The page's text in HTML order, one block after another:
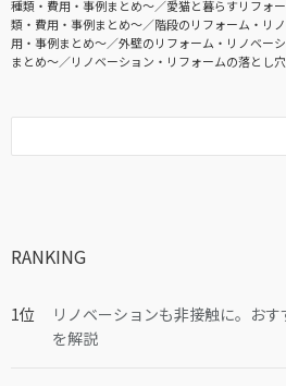
種類・費用・事例まとめ〜
愛猫と暮らすリフォ
類・費用・事例まとめ〜
階段のリフォーム・リ
用・事例まとめ〜
外壁のリフォーム・リノベー
まとめ〜
リノベーション・リフォームの落とし
RANKING
リノベーションも非接触に。お
を解説